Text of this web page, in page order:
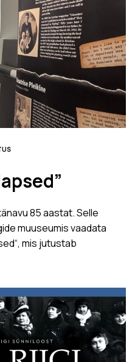
85 aastat. Selle
muuseumis vaadata
mis jutustab